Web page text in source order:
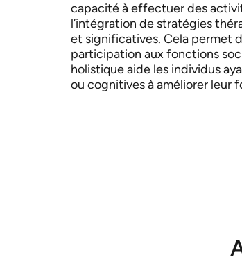
capacité à effectuer des
l’intégration de stratégies
et significatives. Cela permet
participation aux fonctions
holistique aide les individus
ou cognitives à améliorer leur